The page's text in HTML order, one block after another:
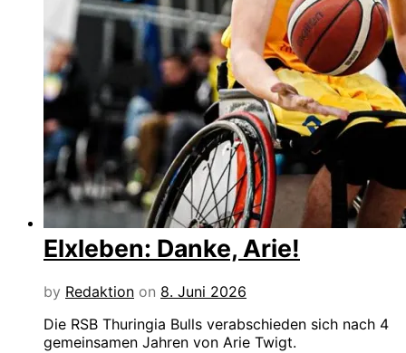
Elxleben: Danke, Arie!
by Redaktion on 8. Juni 2026
Die RSB Thuringia Bulls verabschieden sich nach 4
gemeinsamen Jahren von Arie Twigt.